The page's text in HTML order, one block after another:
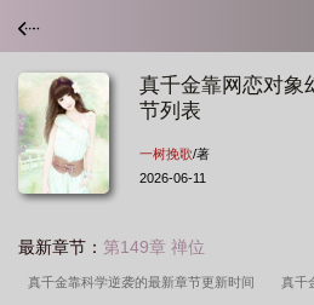
真千金靠网恋对象
节列表
一树挽歌/著
2026-06-11
最新章节： 第149章 禅位
真千金靠科学逆袭的最新章节更新时间 真千